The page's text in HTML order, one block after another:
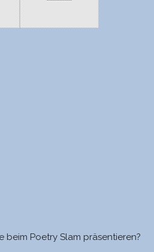
beim Poetry Slam präsentieren?